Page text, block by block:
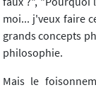
moi... j'veux faire
grands concepts
philosophie.
Mais le